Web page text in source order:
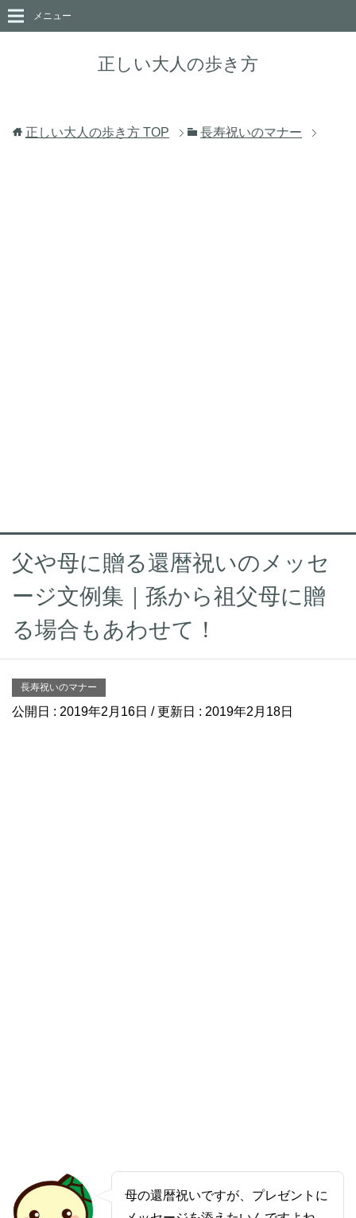
正しい大人の歩き方
メニュー
正しい大人の歩き方 TOP 長寿祝いのマナー
父や母に贈る還暦祝いのメッセ
ージ文例集｜孫から祖父母に贈
る場合もあわせて！
長寿祝いのマナー
公開日 : 2019年2月16日 / 更新日 : 2019年2月18日
母の還暦祝いですが、プレゼントに